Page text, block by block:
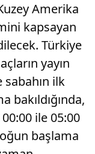
Amerika
kapsayan
Türkiye
yayın
sabahın ilk
bakıldığında,
ile 05:00
başlama